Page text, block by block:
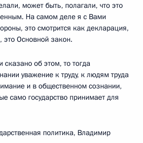
может быть, полагали, что это
На самом деле я с Вами
это смотрится как декларация,
это Основной закон.
сказано об этом, то тогда
уважение к труду, к людям труда
и в общественном сознании,
само государство принимает для
политика, Владимир